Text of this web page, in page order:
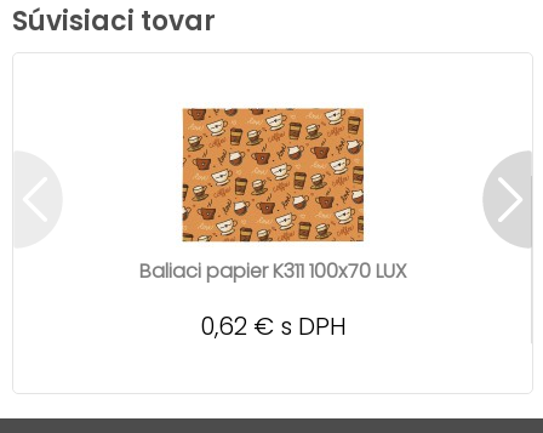
Súvisiaci tovar
Baliaci papier K311 100x70 LUX
0,62 € s DPH